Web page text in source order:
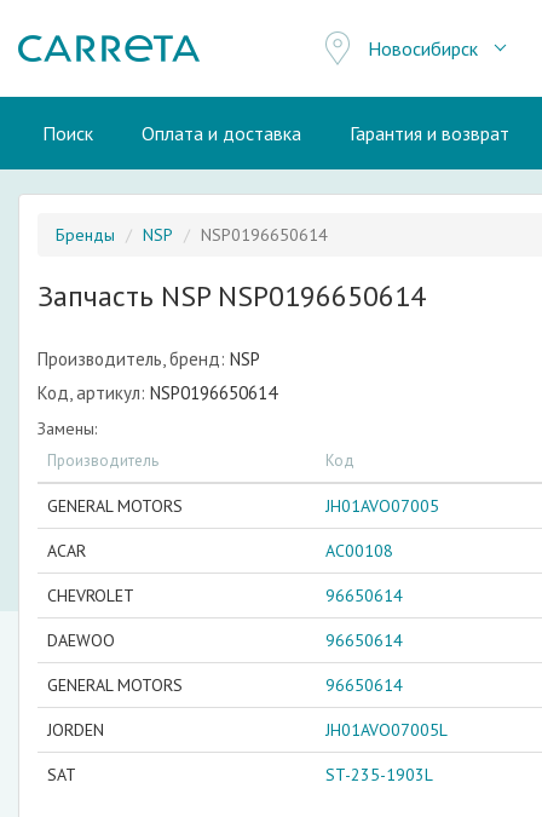
Новосибирск
Поиск Оплата и доставка Гарантия и возврат
Бренды NSP NSP0196650614
Запчасть NSP NSP0196650614
Производитель, бренд: NSP
Код, артикул: NSP0196650614
Замены:
Производитель Код
GENERAL MOTORS JH01AVO07005
ACAR AC00108
CHEVROLET 96650614
DAEWOO 96650614
GENERAL MOTORS 96650614
JORDEN JH01AVO07005L
SAT ST-235-1903L